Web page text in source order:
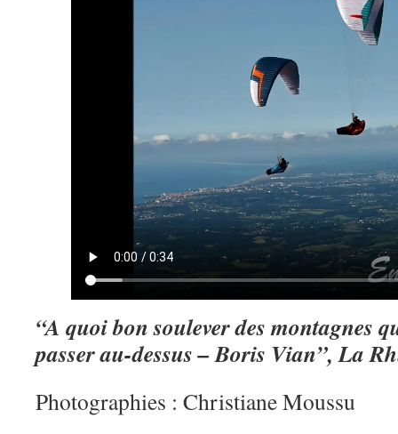
“A quoi bon soulever des montagnes
passer au-dessus – Boris Vian”, La
Photographies : Christiane Moussu